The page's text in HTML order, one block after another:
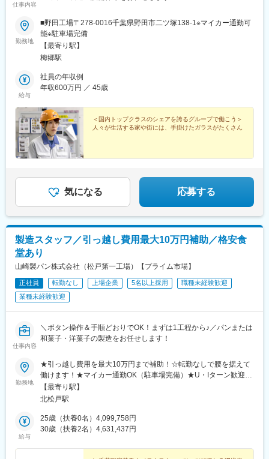
仕事内容
勤務地
■野田工場〒278-0016千葉県野田市二ツ塚138-1※マイカー通勤可
能※駐車場完備
【最寄り駅】
梅郷駅
給与
社員の年収例
年収600万円 ／ 45歳
＜国内トップクラスのシェアを誇るグループで働こう＞
人々が生活する家や街には、手掛けたガラスがたくさん
気になる 応募する
製造スタッフ／引っ越し費用最大10万円補助／格安食
堂あり
山崎製パン株式会社（松戸第一工場）【プライム市場】
正社員 転勤なし 上場企業 5名以上採用
職種未経験歓迎
業種未経験歓迎
仕事内容
＼ボタン操作＆手順どおりでOK！まずは1工程から♪／パンまたは
和菓子・洋菓子の製造をお任せします！
勤務地
★引っ越し費用を最大10万円まで補助！☆転勤なしで腰を据えて
働けます！★マイカー通勤OK（駐車場完備）★U・Iターン歓迎！
【千葉県松戸市】■山崎製パン 松戸第一工場千葉県松戸市南花島
向町319＜アクセス＞JR松戸駅、東京メトロ千代田線松戸駅、新
入居に伴う転居が必要な場合、引っ越し費用を最大10万円まで会
社が補助。※制度の詳細に関してはお気軽にご相談ください♪※受動
【最寄り駅】
北松戸駅
給与
25歳（扶養0名）4,099,758円
30歳（扶養2名）4,631,437円